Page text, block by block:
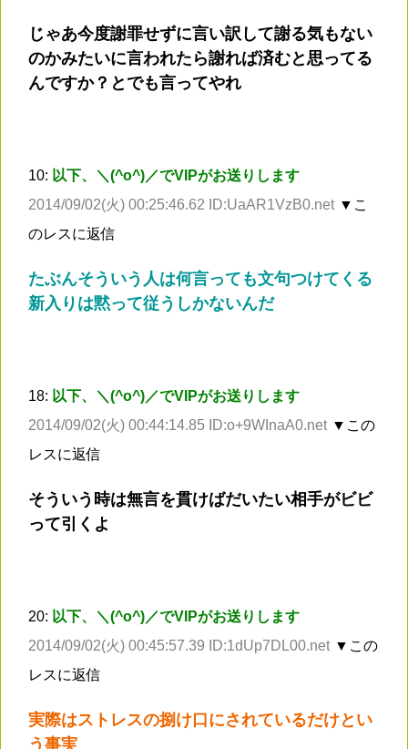
じゃあ今度謝罪せずに言い訳して謝る気もない
のかみたいに言われたら謝れば済むと思ってる
んですか？とでも言ってやれ
10: 以下、＼(^o^)／でVIPがお送りします
2014/09/02(火) 00:25:46.62 ID:UaAR1VzB0.net ▼こ
のレスに返信
たぶんそういう人は何言っても文句つけてくる
新入りは黙って従うしかないんだ
18: 以下、＼(^o^)／でVIPがお送りします
2014/09/02(火) 00:44:14.85 ID:o+9WInaA0.net ▼この
レスに返信
そういう時は無言を貫けばだいたい相手がビビ
って引くよ
20: 以下、＼(^o^)／でVIPがお送りします
2014/09/02(火) 00:45:57.39 ID:1dUp7DL00.net ▼この
レスに返信
実際はストレスの捌け口にされているだけとい
う事実